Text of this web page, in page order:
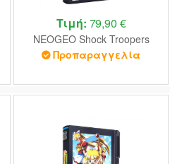
Τιμή: 79,90 €
NEOGEO Shock Troopers
Προπαραγγελία